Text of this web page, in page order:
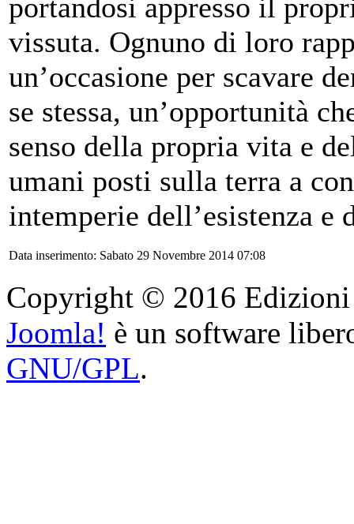
portandosi appresso il
vissuta. Ognuno di loro
un’occasione per scavare
se stessa, un’opportunità
senso della propria vita e
umani posti sulla terra a
intemperie dell’esistenza e
Data inserimento: Sabato 29 Novembre 2014 07:08
Copyright © 2016
Joomla! è un software
GNU/GPL.